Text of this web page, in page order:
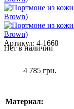
Артикул: 4-1668
Нет в наличии
4 785 грн.
Материал: